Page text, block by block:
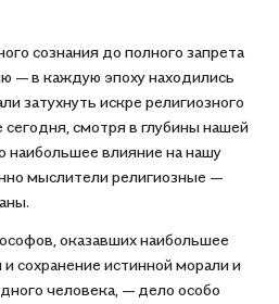
сознания до полного запрета
— в каждую эпоху находились
затухнуть искре религиозного
смотря в глубины нашей
наибольшее влияние на нашу
мыслители религиозные —
оказавших наибольшее
сохранение истинной морали и
человека, — дело особо